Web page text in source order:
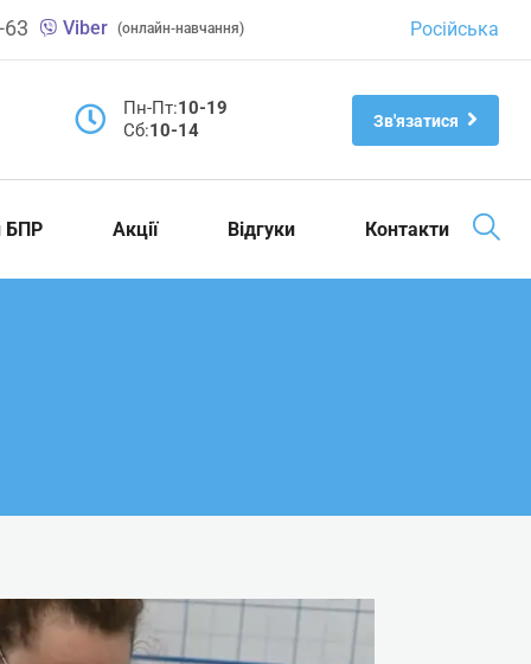
63 Viber (онлайн-навчання) Російська
Пн-Пт:10-19
Cб:10-14 Зв'язатися
БПР Акції Відгуки Контакти